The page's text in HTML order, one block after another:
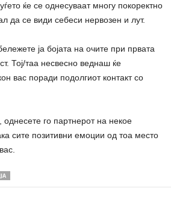
ќе се однесуваат многу покоректно
да се види себеси нервозен и лут.
ја бојата на очите при првата
Тој/таа несвесно веднаш ќе
вас поради подолгиот контакт со
однесете го партнерот на некое
сите позитивни емоции од тоа место